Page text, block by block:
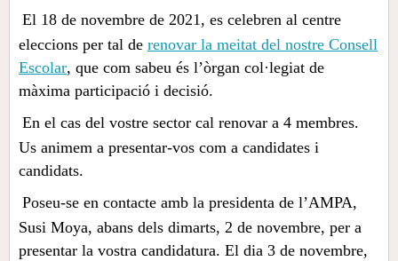
El 18 de novembre de 2021, es celebren al centre
eleccions per tal de renovar la meitat del nostre Consell
Escolar, que com sabeu és l’òrgan col·legiat de
màxima participació i decisió.
En el cas del vostre sector cal renovar a 4 membres.
Us animem a presentar-vos com a candidates i
candidats.
Poseu-se en contacte amb la presidenta de l’AMPA,
Susi Moya, abans dels dimarts, 2 de novembre, per a
presentar la vostra candidatura. El dia 3 de novembre,